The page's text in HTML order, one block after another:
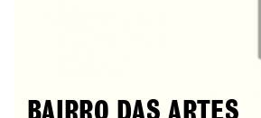
BAIRRO DAS ARTES